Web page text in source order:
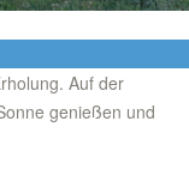
Auf der
genießen und